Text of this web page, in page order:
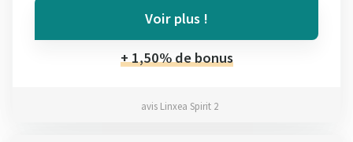
Voir plus !
+ 1,50% de bonus
avis Linxea Spirit 2